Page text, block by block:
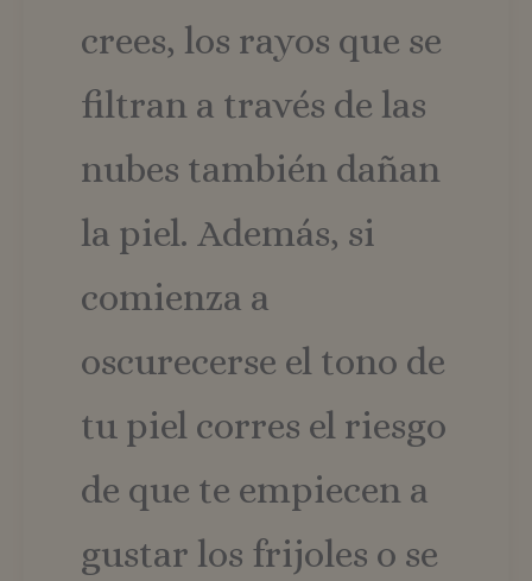
crees, los rayos que se
filtran a través de las
nubes también dañan
la piel. Además, si
comienza a
oscurecerse el tono de
tu piel corres el riesgo
de que te empiecen a
gustar los frijoles o se